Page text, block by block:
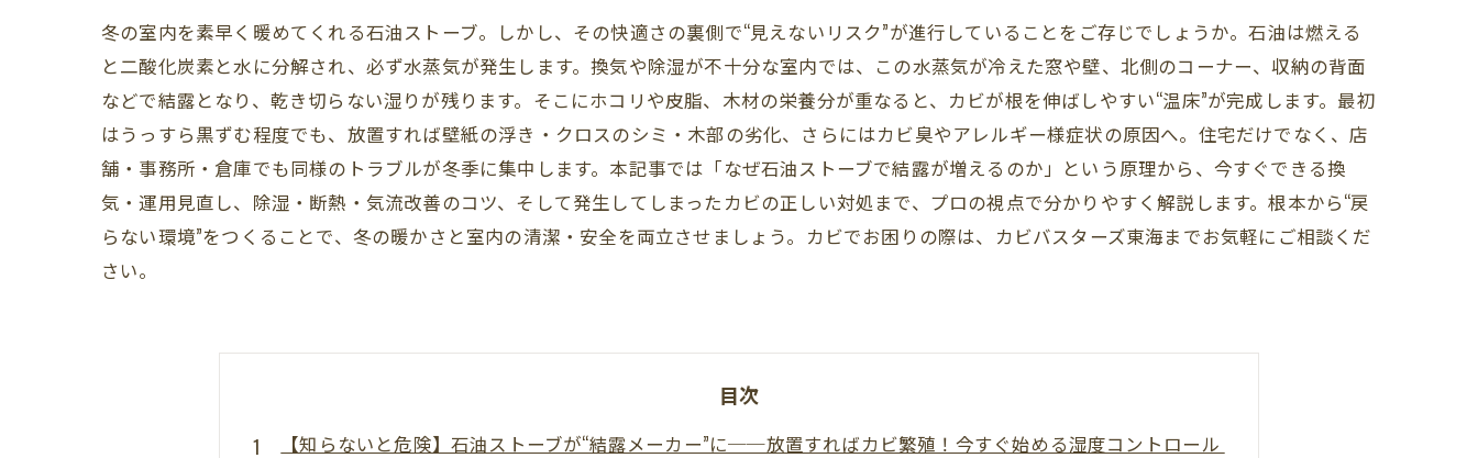
冬の室内を素早く暖めてくれる石油ストーブ。しかし、その快適さの裏側で“見えないリスク”が進行していることをご存じでしょうか。石油は燃える
と二酸化炭素と水に分解され、必ず水蒸気が発生します。換気や除湿が不十分な室内では、この水蒸気が冷えた窓や壁、北側のコーナー、収納の背面
などで結露となり、乾き切らない湿りが残ります。そこにホコリや皮脂、木材の栄養分が重なると、カビが根を伸ばしやすい“温床”が完成します。最初
はうっすら黒ずむ程度でも、放置すれば壁紙の浮き・クロスのシミ・木部の劣化、さらにはカビ臭やアレルギー様症状の原因へ。住宅だけでなく、店
舗・事務所・倉庫でも同様のトラブルが冬季に集中します。本記事では「なぜ石油ストーブで結露が増えるのか」という原理から、今すぐできる換
気・運用見直し、除湿・断熱・気流改善のコツ、そして発生してしまったカビの正しい対処まで、プロの視点で分かりやすく解説します。根本から“戻
らない環境”をつくることで、冬の暖かさと室内の清潔・安全を両立させましょう。カビでお困りの際は、カビバスターズ東海までお気軽にご相談くだ
さい。
目次
【知らないと危険】石油ストーブが“結露メーカー”に──放置すればカビ繁殖！今すぐ始める湿度コントロール